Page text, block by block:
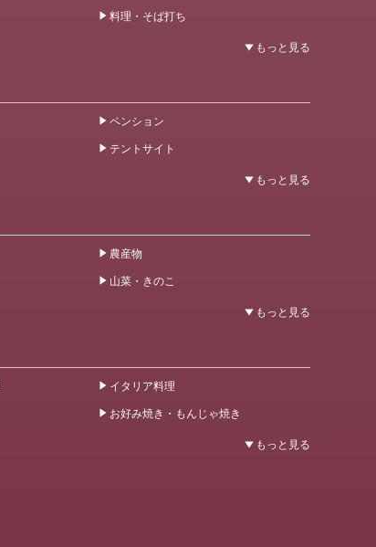
料理・そば打ち
ペンション
テントサイト
農産物
山菜・きのこ
イタリア料理
お好み焼き・もんじゃ焼き